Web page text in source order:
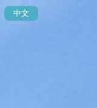
中文